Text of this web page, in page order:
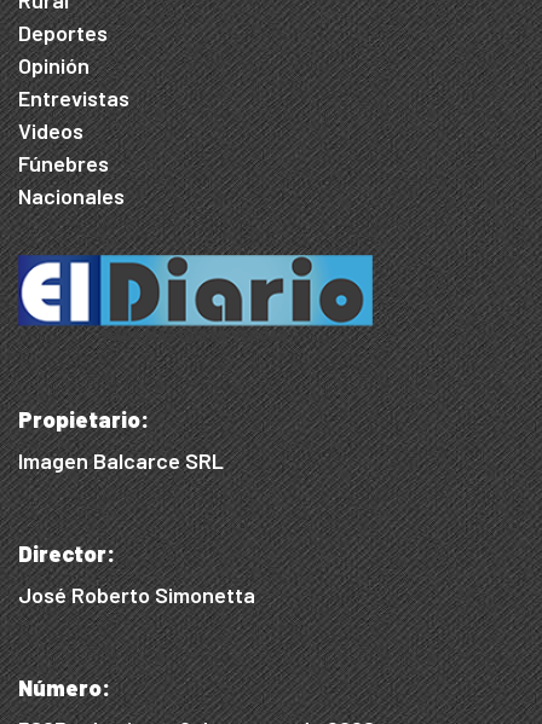
Deportes
Opinión
Entrevistas
Videos
Fúnebres
Nacionales
Propietario:
Imagen Balcarce SRL
Director:
José Roberto Simonetta
Número: